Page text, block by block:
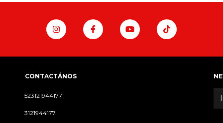
CONTACTÁNOS
523121944177
3121944177